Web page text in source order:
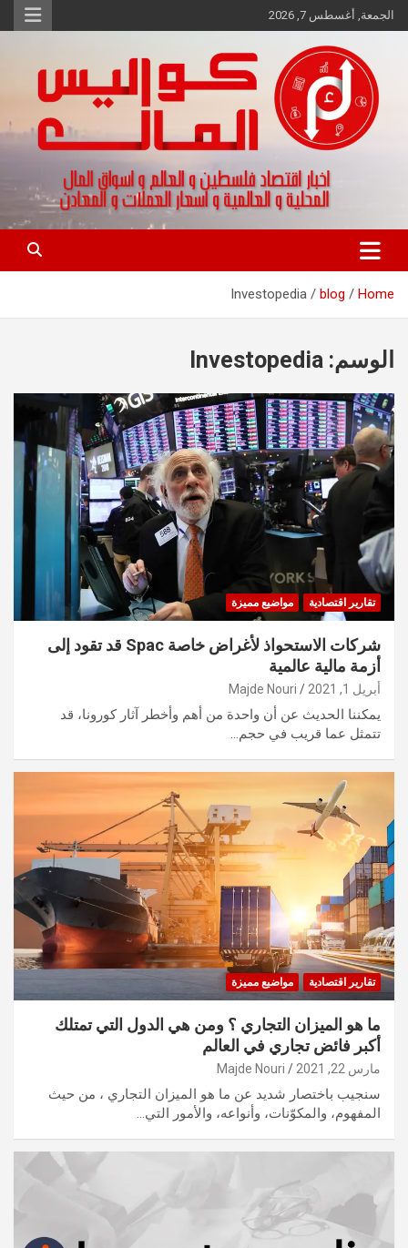
Skip
to
الجمعة, أغسطس 7, 2026
كواليس المال
اخبار اقتصاد فلسطين و العالم و تقارير اسواق المال و العملات
Home
blog
Investopedia
الوسم: Investopedia
تقارير اقتصادية مواضيع مميزة
شركات الاستحواذ لأغراض خاصة Spac قد تقود إلى
أزمة مالية عالمية
أبريل 1, 2021 Majde Nouri
يمكننا الحديث عن أن واحدة من أهم وأخطر آثار كورونا، قد
تتمثل عما قريب في حجم…
تقارير اقتصادية مواضيع مميزة
ما هو الميزان التجاري ؟ ومن هي الدول التي تمتلك
أكبر فائض تجاري في العالم
مارس 22, 2021 Majde Nouri
سنجيب باختصار شديد عن ما هو الميزان التجاري ، من حيث
المفهوم، والمكوّنات، وأنواعه، والأمور التي…